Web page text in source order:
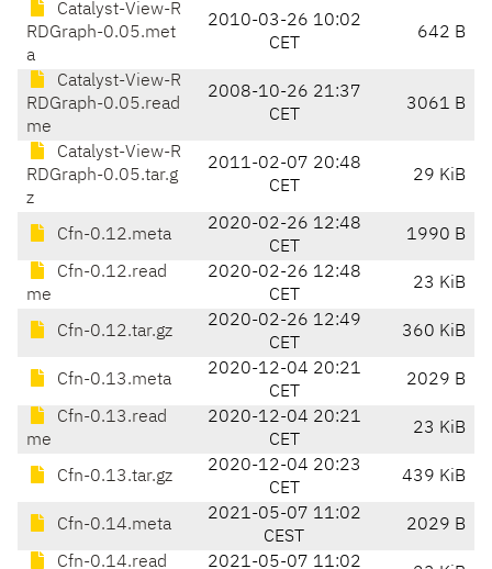
Catalyst-View-R
RDGraph-0.05.met
a
2010-03-26 10:02
CET
642 B
Catalyst-View-R
RDGraph-0.05.read
me
2008-10-26 21:37
CET
3061 B
Catalyst-View-R
RDGraph-0.05.tar.g
z
2011-02-07 20:48
CET
29 KiB
Cfn-0.12.meta
2020-02-26 12:48
CET
1990 B
Cfn-0.12.read
me
2020-02-26 12:48
CET
23 KiB
Cfn-0.12.tar.gz
2020-02-26 12:49
CET
360 KiB
Cfn-0.13.meta
2020-12-04 20:21
CET
2029 B
Cfn-0.13.read
me
2020-12-04 20:21
CET
23 KiB
Cfn-0.13.tar.gz
2020-12-04 20:23
CET
439 KiB
Cfn-0.14.meta
2021-05-07 11:02
CEST
2029 B
Cfn-0.14.read 2021-05-07 11:02